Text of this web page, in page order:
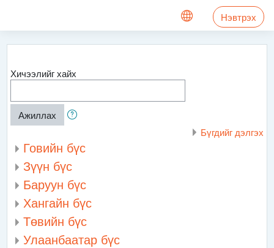
Нэвтрэх
Хичээлийг хайх
Ажиллах
Бүгдийг дэлгэх
Говийн бүс
Зүүн бүс
Баруун бүс
Хангайн бүс
Төвийн бүс
Улаанбаатар бүс